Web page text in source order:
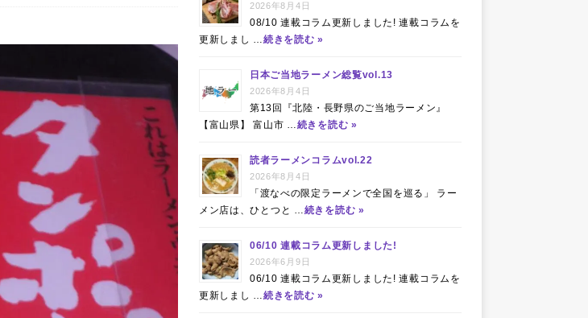
2026年8月4日
08/10 連載コラム更新しました! 連載コラムを
更新しまし …続きを読む »
日本ご当地ラーメン総覧vol.13
2026年8月4日
第13回『北陸・長野県のご当地ラーメン』
【富山県】 富山市 …続きを読む »
読者ラーメンコラムvol.22
2026年8月4日
「渡なべの限定ラーメンで全国を巡る」 ラー
メン店は、ひとつと …続きを読む »
06/10 連載コラム更新しました!
2026年6月9日
06/10 連載コラム更新しました! 連載コラムを
更新しまし …続きを読む »